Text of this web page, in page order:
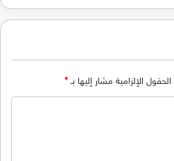
الحقول الإلزامية مشار إليها بـ*